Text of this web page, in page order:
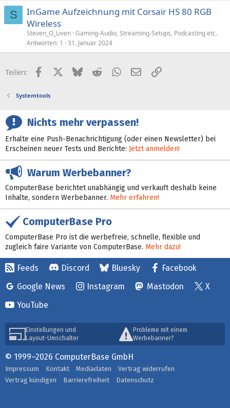
S
InGame Aufzeichnung mit Corsair HS 80 RGB
Wireless
Steven_O_Liven Gaming-Audio, Streaming-Setups, Podcasting etc.
Antworten 1 31. Januar 2024
Teilen: FacebookX (Twitter)
BlueskyRedditWhatsApp
E-MailLink
Systemtools
Nichts mehr verpassen!
Erhalte eine Push-Benachrichtigung (oder einen Newsletter) bei
Erscheinen neuer Tests und Berichte: Jetzt anmelden!
Warum Werbebanner?
ComputerBase berichtet unabhängig und verkauft deshalb keine
Inhalte, sondern Werbebanner. Mehr erfahren!
ComputerBase Pro
ComputerBase Pro ist die werbefreie, schnelle, flexible und
zugleich faire Variante von ComputerBase. Mehr dazu!
Feeds Discord Bluesky
Facebook
Google News
Instagram Mastodon
X
YouTube
Einstellungen und
Layout-Umschalter
Probleme mit einem
Werbebanner?
© 1999–2026 ComputerBase GmbH
Impressum Kontakt Mediadaten
Vertrag widerrufen
Vertrag kündigen
Barrierefreiheit Datenschutz